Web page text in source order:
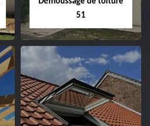
51
Démoussage de
toiture 51